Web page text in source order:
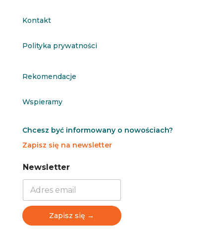
Kontakt
Polityka prywatności
Rekomendacje
Wspieramy
Chcesz być informowany o nowościach?
Zapisz się na newsletter
N
e
t
N
e
t
Newsletter
Zapisz się →